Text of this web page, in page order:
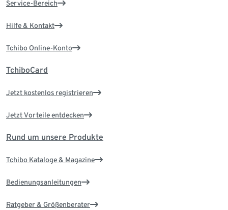
Service-Bereich
Hilfe & Kontakt
Tchibo Online-Konto
TchiboCard
Jetzt kostenlos registrieren
Jetzt Vorteile entdecken
Rund um unsere Produkte
Tchibo Kataloge & Magazine
Bedienungsanleitungen
Ratgeber & Größenberater